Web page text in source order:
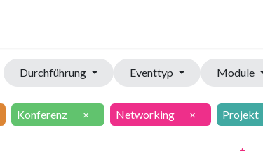
Durchführung Eventtyp Module
Konferenz × Networking × Projekt